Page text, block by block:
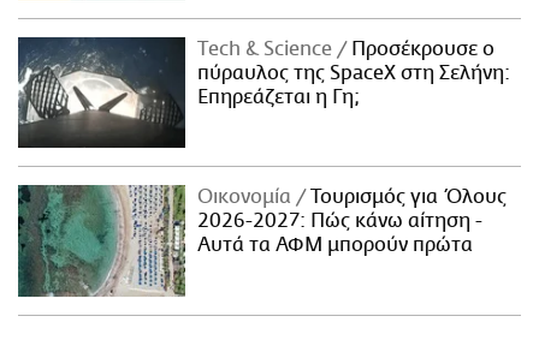
Τech & Science
Προσέκρουσε ο
πύραυλος της SpaceX στη Σελήνη:
Επηρεάζεται η Γη;
Οικονομία
Τουρισμός για Όλους
2026-2027: Πώς κάνω αίτηση -
Αυτά τα ΑΦΜ μπορούν πρώτα